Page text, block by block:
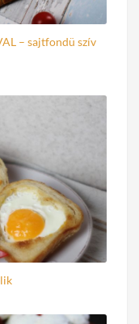
– sajtfondü szív